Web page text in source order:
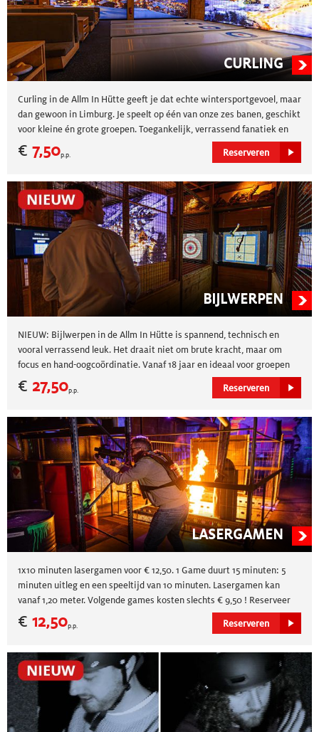
CURLING
Curling in de Allm In Hütte geeft je dat echte wintersportgevoel, maar
dan gewoon in Limburg. Je speelt op één van onze zes banen, geschikt
voor kleine én grote groepen. Toegankelijk, verrassend fanatiek en
ideaal als gezellige winteractiviteit.
€ 7,50p.p. Reserveren
BIJLWERPEN
NIEUW: Bijlwerpen in de Allm In Hütte is spannend, technisch en
vooral verrassend leuk. Het draait niet om brute kracht, maar om
focus en hand-oogcoördinatie. Vanaf 18 jaar en ideaal voor groepen
die iets écht unieks willen doen.
€ 27,50p.p. Reserveren
LASERGAMEN
1x10 minuten lasergamen voor € 12,50. 1 Game duurt 15 minuten: 5
minuten uitleg en een speeltijd van 10 minuten. Lasergamen kan
vanaf 1,20 meter. Volgende games kosten slechts € 9,50 ! Reserveer
lasergame nu online of bel
€ 12,50p.p. Reserveren